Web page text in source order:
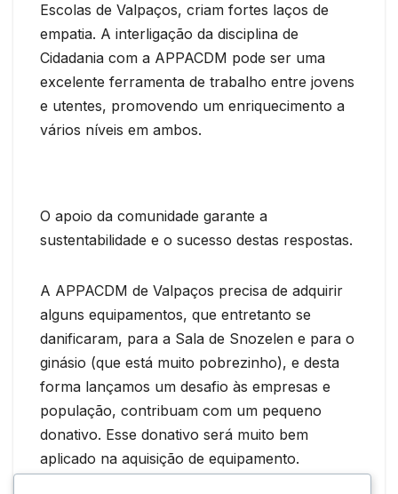
Escolas de Valpaços, criam fortes laços de
empatia. A interligação da disciplina de
Cidadania com a APPACDM pode ser uma
excelente ferramenta de trabalho entre jovens
e utentes, promovendo um enriquecimento a
vários níveis em ambos.
O apoio da comunidade garante a
sustentabilidade e o sucesso destas respostas.
A APPACDM de Valpaços precisa de adquirir
alguns equipamentos, que entretanto se
danificaram, para a Sala de Snozelen e para o
ginásio (que está muito pobrezinho), e desta
forma lançamos um desafio às empresas e
população, contribuam com um pequeno
donativo. Esse donativo será muito bem
aplicado na aquisição de equipamento.